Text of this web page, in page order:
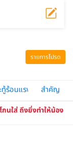
รายการโปรด
ทู้ร้อนแรง สำคัญ
นใส่ ถึงยิ่งทำให้น้อง